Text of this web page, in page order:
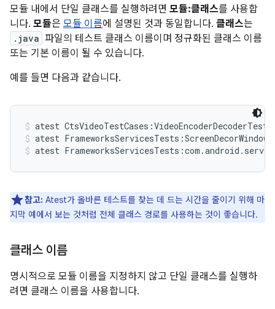
모듈 내에서 단일 클래스를 실행하려면 모듈:클래스를 사용합
니다. 모듈은 모듈 이름에 설명된 것과 동일합니다. 클래스는
.java 파일의 테스트 클래스 이름이며 정규화된 클래스 이름
또는 기본 이름이 될 수 있습니다.
예를 들면 다음과 같습니다.
atest CtsVideoTestCases:VideoEncoderDecoderTest
atest
atest
참고: Atest가 올바른 테스트를 찾는 데 드는 시간을 줄이기 위해 마
지막 예에서 보는 것처럼 전체 클래스 경로를 사용하는 것이 좋습니다.
클래스 이름
명시적으로 모듈 이름을 지정하지 않고 단일 클래스를 실행하
려면 클래스 이름을 사용합니다.